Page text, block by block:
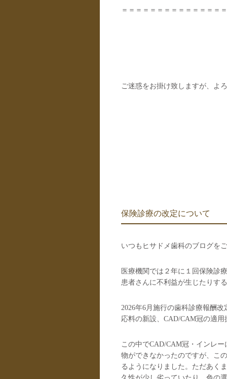
＝＝＝＝＝＝＝＝＝＝＝＝＝＝
ご迷惑をお掛け致しますが、よ
保険診療の改定について
いつもヒサドメ歯科のブログを
医療機関では２年に１回保険診
患者さんに不利益が生じたりする
2026年6月施行の歯科診療報酬改
応料の新設、CAD/CAM冠の適用
この中でCAD/CAM冠・インレ
物ができなかったのですが、こ
るようになりました。ただあく